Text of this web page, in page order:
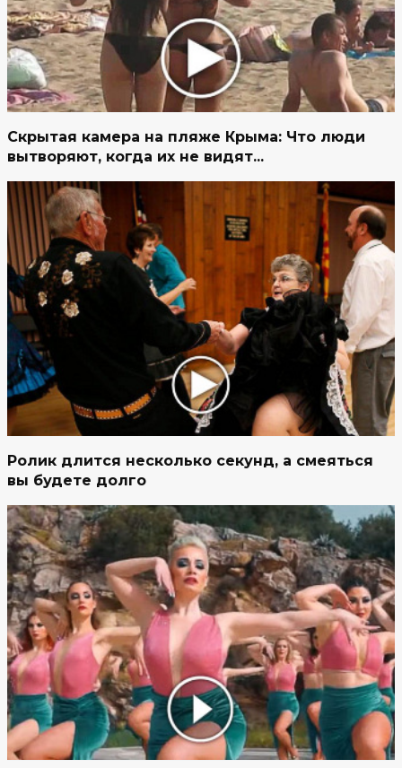
Скрытая камера на пляже Крыма: Что люди
вытворяют, когда их не видят...
Ролик длится несколько секунд, а смеяться
вы будете долго